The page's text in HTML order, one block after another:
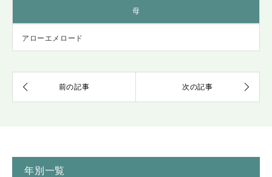
母
アローエメロード
年別一覧